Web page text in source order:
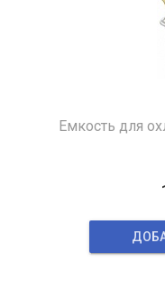
Емкость для